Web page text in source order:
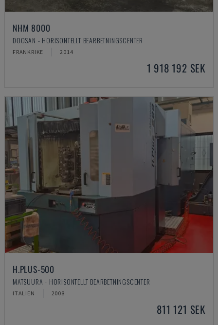
NHM 8000
DOOSAN - HORISONTELLT BEARBETNINGSCENTER
FRANKRIKE 2014
1 918 192 SEK
H.PLUS-500
MATSUURA - HORISONTELLT BEARBETNINGSCENTER
ITALIEN 2008
811 121 SEK